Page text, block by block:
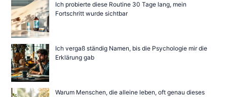
Ich probierte diese Routine 30 Tage lang, mein
Fortschritt wurde sichtbar
Ich vergaß ständig Namen, bis die Psychologie mir die
Erklärung gab
Warum Menschen, die alleine leben, oft genau dieses